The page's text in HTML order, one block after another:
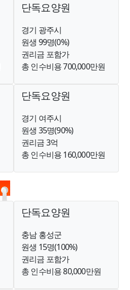
단독요양원
경기 광주시
원생 99명(0%)
권리금 포함가
총 인수비용 700,000만원
단독요양원
경기 여주시
원생 35명(90%)
권리금 3억
총 인수비용 160,000만원
단독요양원
충남 홍성군
원생 15명(100%)
권리금 포함가
총 인수비용 80,000만원